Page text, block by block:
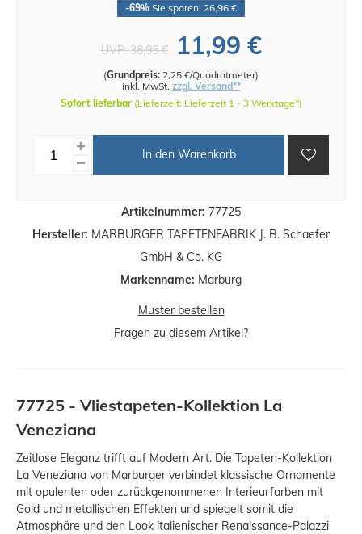
Artikelnummer: 77725
Hersteller: MARBURGER TAPETENFABRIK J. B. Schaefer
GmbH & Co. KG
Markenname: Marburg
-69% Sie sparen: 26,96 €
UVP:38,95 € 11,99 €
(Grundpreis: 2,25 €/Quadratmeter)
inkl. MwSt. zzgl. Versand**
Sofort lieferbar (Lieferzeit: Lieferzeit 1 - 3 Werktage*)
In den Warenkorb
Muster bestellen
Fragen zu diesem Artikel?
77725 - Vliestapeten-Kollektion La
Veneziana
Zeitlose Eleganz trifft auf Modern Art. Die Tapeten-Kollektion
La Veneziana von Marburger verbindet klassische Ornamente
mit opulenten oder zurückgenommenen Interieurfarben mit
Gold und metallischen Effekten und spiegelt somit die
Atmosphäre und den Look italienischer Renaissance-Palazzi